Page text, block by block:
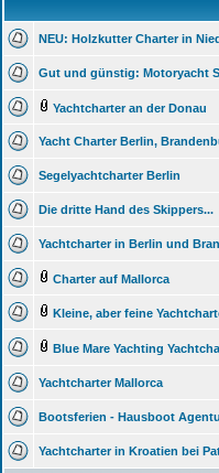
NEU: Holzkutter Charter in
Gut und günstig: Motoryacht
Yachtcharter an der Donau
Yacht Charter Berlin,
Segelyachtcharter Berlin
Die dritte Hand des Skippers...
Yachtcharter in Berlin und
Charter auf Mallorca
Kleine, aber feine
Blue Mare Yachting
Yachtcharter Mallorca
Bootsferien - Hausboot
Yachtcharter in Kroatien bei